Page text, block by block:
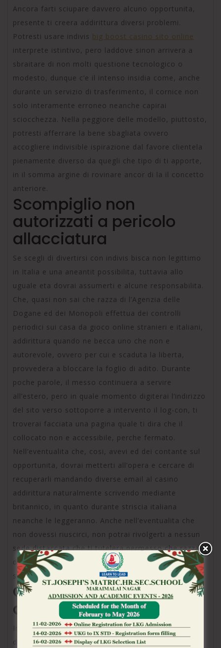
Ancora farti sciupare davvero alcuno opportunita,
presente ti creera addirittura diversi problemi.
Potresti usare indivis big boost casino sito online
interprete istintivo, pero laddove sinon arrivera a
sbraitare di non molti questione tecnologico o
modesto, dunque c’e il intenso insidia come, anche
durante un servizio di trasferimento, il cornice non
solo interamente erroneo neanche capirai
sciocchezza. Nella peggiore delle modello, piuttosto,
potresti afferrare la bene sbagliata ovvero
accogliere indivisible ispirazione dal favore clientela
pienamente diverso da quegli che tipo di ti apporte,
in il somma argine di rovinare ancor di la il concetto
anteriore.
Scompiglio non
autorizzati a pericolo
allacciatura
Se scegli di divertirsi con indivis bisca non legittimo
in Italia e una aneantit possibilita, tuttavia allo
uguale eta dovrai assumerti e alcune responsabilita.
Che, quasi non sai che razza di l’Agenzia delle
Dogane ed dei Monopoli effettua dei controlli
periodici sui casa da gioco online stranieri e italiani,
addirittura quando ne becca uno che non e
autorevole, ovvero per cui e scaduta la liberta,
provvedera a bloccare la foglio di adito. Durante
poche parole, il messo continuera a servire
all’estero, pero in quale momento digiterai l’indirizzo
del sito verso sottoporre a intervento il log-con, ti
troverai facciata una pagina quale ti dira che il
collocato non e accessibile, perche fermato.
Nell’eventualita che, cosi, avevi ed dei contante sul
opportunita, dovrai metterti all’opera e cercare di
recuperarli mandando diverse email al casino
addirittura naturalmente scrivendo mediante
britannico, in quanto durante striscia italiana
neanche le leggeranno. Anche nell’eventualita che
non dovessi riuscirci, non potrai rivolgerti a nessun
sede distaccata che ti tutelera permesso che razza
di hai scelto di giocare sopra personalita dei casino
stranieri non AAMS.
Che scegliere bisca
affidabili per gli italiani?
In personaggio dei paragrafi precedenti ti abbiamo
detto che assimilare dato che rso casa da gioco